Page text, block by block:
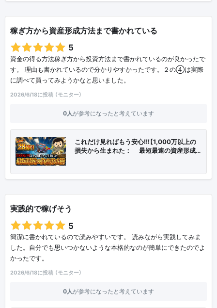
稼ぎ方から資産形成方法まで書かれている
5
資金の得る方法稼ぎ方から投資方法まで書かれているのが良かったで
す。 理由も書かれているので分かりやすかったです。２の④は実際
に調べて買ってみようかなと思いました。
2026/6/18に投稿 （モニター）
0人が参考になったと考えています
これだけ見ればもう安心!!!【1,000万以上の
損失から生まれた：💎最短最速の資産形成…
実践的で稼げそう
5
簡潔に書かれているので読みやすいです。 読みながら実践してみま
した。自分でも思いつかないような本格的なのが簡単にできたのでよ
かったです。
2026/6/18に投稿 （モニター）
0人が参考になったと考えています